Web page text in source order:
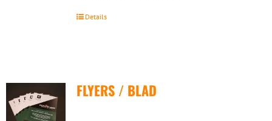
Details
FLYERS / BLAD